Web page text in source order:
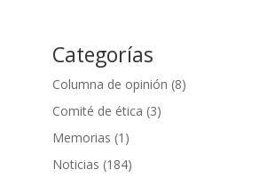
Categorías
Columna de opinión (8)
Comité de ética (3)
Memorias (1)
Noticias (184)